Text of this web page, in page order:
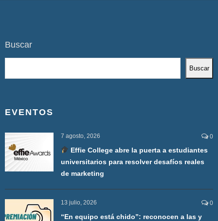
Buscar
Buscar
EVENTOS
7 agosto, 2026 0
Effie College abre la puerta a estudiantes
universitarios para resolver desafíos reales
de marketing
13 julio, 2026 0
“En equipo está chido”: reconocen a las y